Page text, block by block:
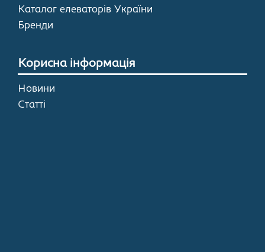
Каталог елеваторів України
Бренди
Корисна інформація
Новини
Статті